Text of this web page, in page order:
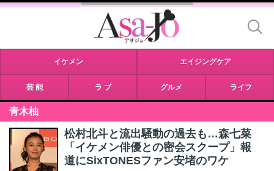
イケメン エイジングケア
芸 能 ラ ブ グルメ ライフ
青木柚
松村北斗と流出騒動の過去も…森七菜
「イケメン俳優との密会スクープ」報
道にSixTONESファン安堵のワケ